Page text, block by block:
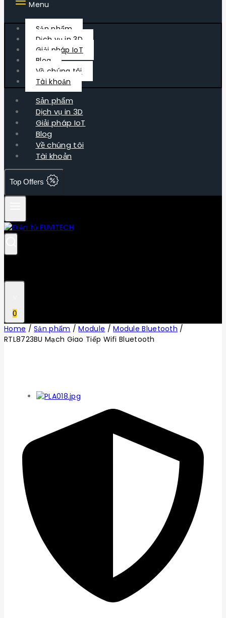
Menu
Sản phẩm
Dịch vụ in 3D
Giải pháp IoT
Blog
Về chúng tôi
Tài khoản
Sản phẩm
Dịch vụ in 3D
Giải pháp IoT
Blog
Về chúng tôi
Tài khoản
Top Offers
0
Home / Sản phẩm / Module / Module Bluetooth /
RTL8723BU Mạch Giao Tiếp Wifi Bluetooth